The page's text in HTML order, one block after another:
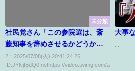
未分類
社民党さん「この参院選は、斎
藤知事を辞めさせるかどうかを
問う選挙だ！！」
2：2025/07/08(火) 20:41:24.26
ID:JYNjtBdQ0.nethttps://video.twimg.com/am...
大事